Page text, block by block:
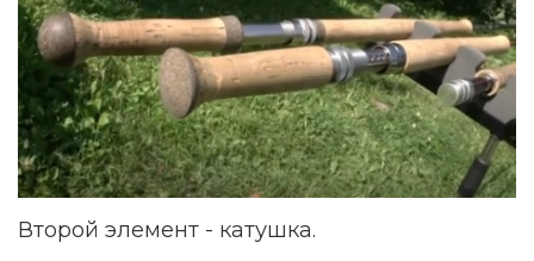
Второй элемент - катушка.